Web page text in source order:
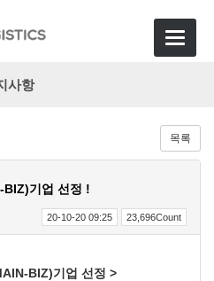
Toggle
사항
목록
BIZ)기업 선정 !
20-10-20 09:25 23,696Count
BIZ)기업 선정 >